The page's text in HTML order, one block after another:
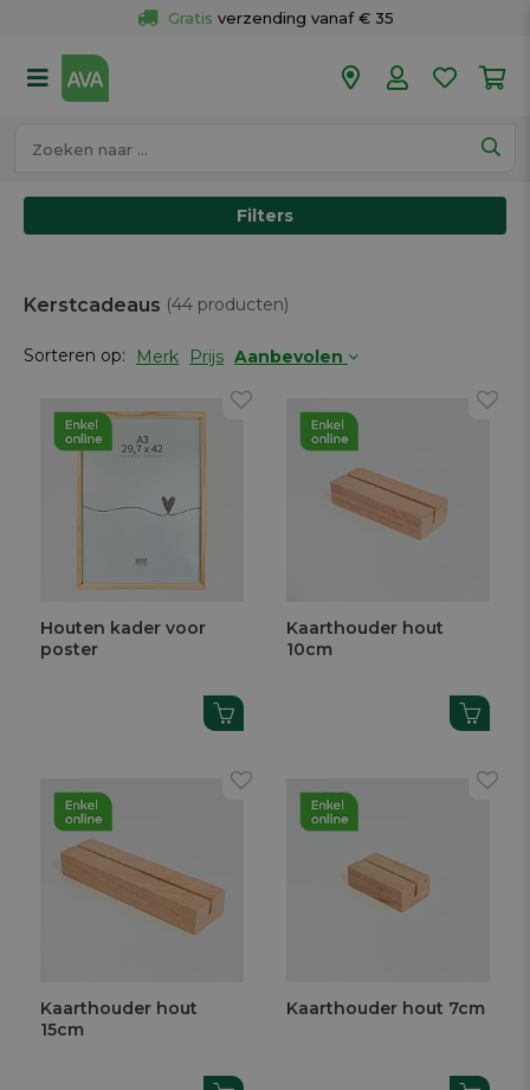
Gratis verzending vanaf € 35
50 winkels
Filters
Kerstcadeaus (44 producten)
Sorteren op: Merk Prijs Aanbevolen
Houten kader voor
poster
Kaarthouder hout
10cm
Kaarthouder hout
15cm
Kaarthouder hout 7cm